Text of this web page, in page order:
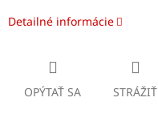
Detailné informácie
OPÝTAŤ SA STRÁŽIŤ